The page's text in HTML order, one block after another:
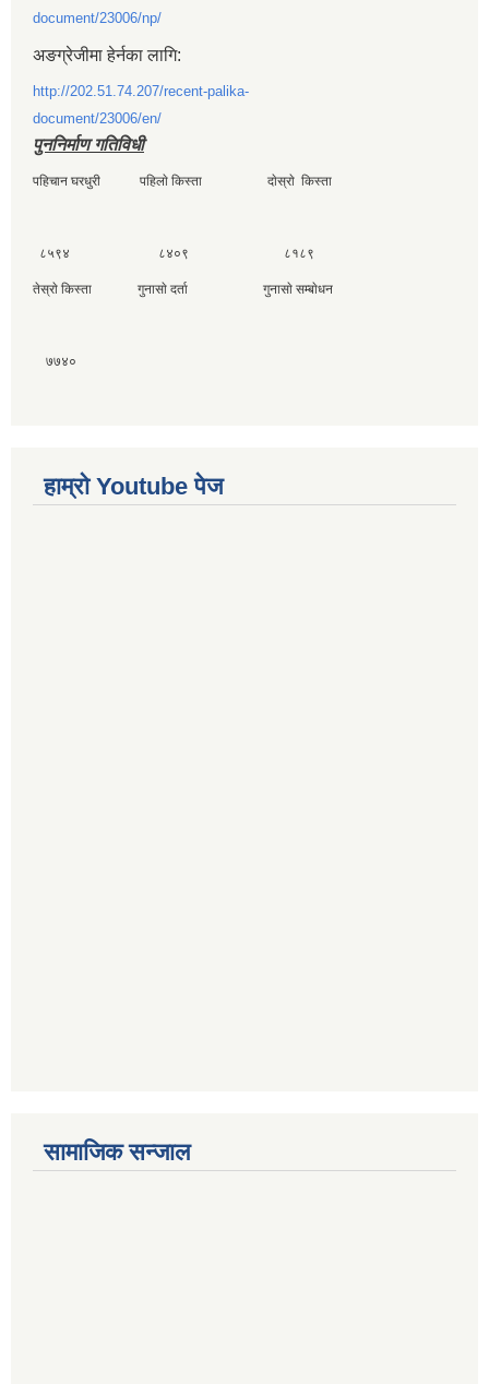
document/23006/np/
अङग्रेजीमा हेर्नका लागि:
http://202.51.74.207/recent-palika-
document/23006/en/
पुननिर्माण गतिविधी
पहिचान घरधुरी पहिलाे किस्ता दाेस्राे किस्ता
८५९४ ८४०९ ८१८९
तेस्राे किस्ता गुनासाे दर्ता गुनासाे सम्बाेधन
७७४०
हाम्राे Youtube पेज
सामाजिक सन्जाल